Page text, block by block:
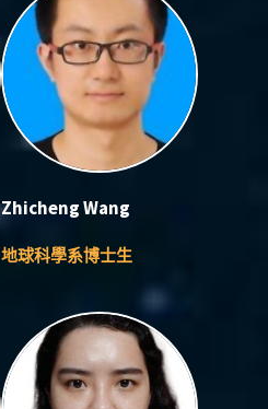
Zhicheng Wang
地球科學系博士生